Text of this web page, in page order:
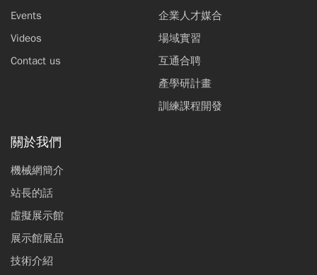
Events
Videos
Contact us
企業人才媒合
場域實習
互通合聘
產學研計畫
訓練課程開發
關於我們
機械網簡介
站長的話
虛擬展示館
展示館展品
技術介紹